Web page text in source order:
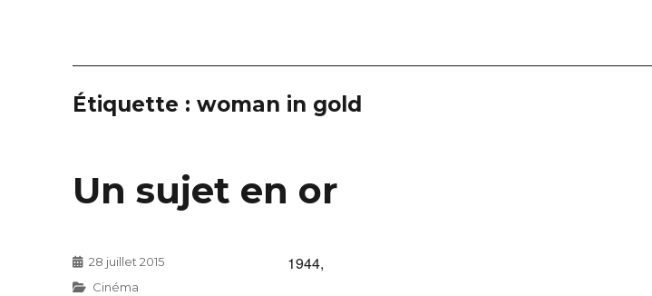
Étiquette :woman in gold
Un sujet en or
1944,
Publié
28 juillet 2015
Catégories
Cinéma